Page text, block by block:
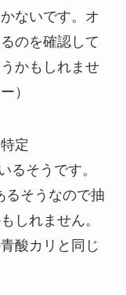
ないです。オ
のを確認して
かもしれませ
）
定
るそうです。
るそうなので抽
しれません。
酸カリと同じ